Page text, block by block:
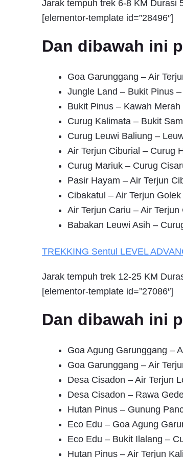
Jarak tempuh trek 6-8 KM Durasi
[elementor-template id=”28496″]
Dan dibawah ini
Goa Garunggang – Air
Jungle Land – Bukit Pinus
Bukit Pinus – Kawah
Curug Kalimata – Bukit
Curug Leuwi Baliung –
Air Terjun Ciburial – Curug
Curug Mariuk – Curug
Pasir Hayam – Air Terjun
Cibakatul – Air Terjun Golek
Air Terjun Cariu – Air Terjun
Babakan Leuwi Asih –
TREKKING Sentul LEVEL
Jarak tempuh trek 12-25 KM
[elementor-template id=”27086″]
Dan dibawah ini
Goa Agung Garunggang –
Goa Garunggang – Air
Desa Cisadon – Air Terjun
Desa Cisadon – Rawa
Hutan Pinus – Gunung
Eco Edu – Goa Agung
Eco Edu – Bukit Ilalang –
Hutan Pinus – Air Terjun